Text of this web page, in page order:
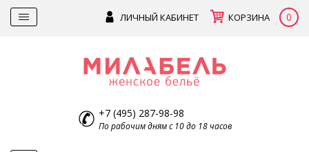
ЛИЧНЫЙ КАБИНЕТ КОРЗИНА 0
+7 (495) 287-98-98
По рабочим дням с 10 до 18 часов